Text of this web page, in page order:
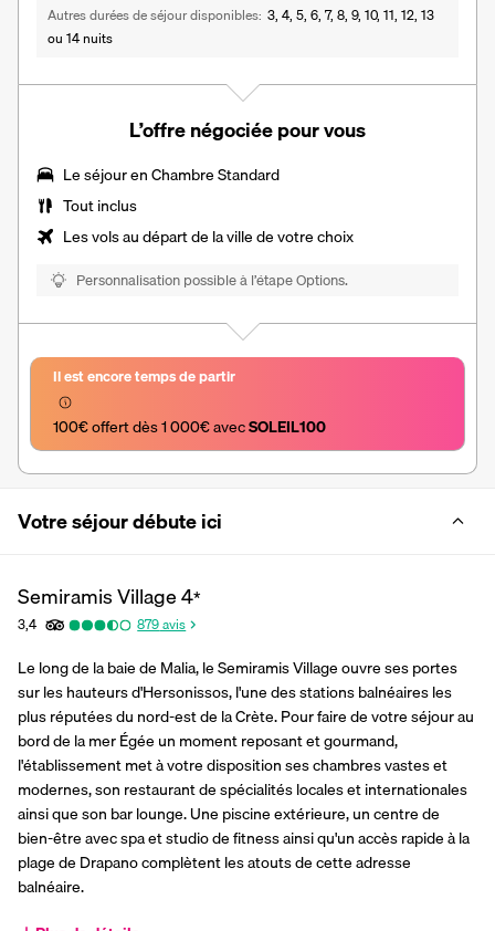
Autres durées de séjour disponibles 3, 4, 5, 6, 7, 8, 9, 10, 11, 12, 13
ou 14 nuits
L’offre négociée pour vous
Le séjour enChambre Standard
Tout inclus
Les vols au départ de la ville de votre choix
Personnalisation possible à l’étape Options.
Il est encore temps de partir
100€ offert dès 1 000€ avec SOLEIL100
Votre séjour débute ici
Semiramis Village4*
3,4 879avis
Le long de la baie de Malia, le Semiramis Village ouvre ses portes
sur les hauteurs d'Hersonissos, l'une des stations balnéaires les
plus réputées du nord-est de la Crète. Pour faire de votre séjour au
bord de la mer Égée un moment reposant et gourmand,
l'établissement met à votre disposition ses chambres vastes et
modernes, son restaurant de spécialités locales et internationales
ainsi que son bar lounge. Une piscine extérieure, un centre de
bien-être avec spa et studio de fitness ainsi qu'un accès rapide à la
plage de Drapano complètent les atouts de cette adresse
balnéaire.